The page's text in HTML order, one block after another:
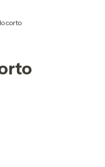
corto